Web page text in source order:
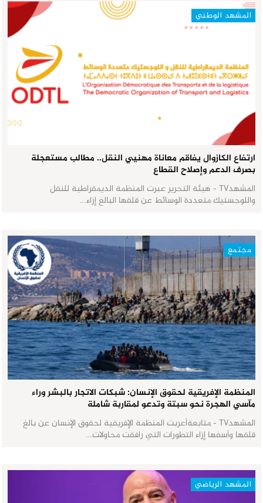
المشهد الوطني
ارتفاع الكازوال يفاقم معاناة مهنيي النقل.. مطالب مستعجلة
بصرف الدعم وإصلاح القطاع
المشهدTV - هيئة التحرير عبرت المنظمة الديمقراطية للنقل
واللوجستيك متعددة الوسائط عن قلقها البالغ إزاء…
مجتمع
المنظمة الإفريقية لحقوق الإنسان: شبكات الاتجار بالبشر وراء
مآسي الهجرة نحو سبتة وتدعو لمقاربة شاملة
المشهدTV - متابعةأعربت المنظمة الإفريقية لحقوق الإنسان عن بالغ
قلقها وأسفها إزاء التطورات التي رافقت محاولات…
المشهد الرياضي